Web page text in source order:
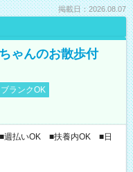
掲載日：2026.08.07
ゃんのお散歩付
ブランクOK
週払いOK ■扶養内OK ■日